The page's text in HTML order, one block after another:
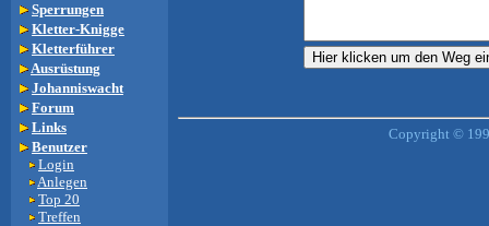
Sperrungen
Kletter-Knigge
Kletterführer
Ausrüstung
Johanniswacht
Forum
Links
Benutzer
Login
Anlegen
Top 20
Treffen
Copyright ©